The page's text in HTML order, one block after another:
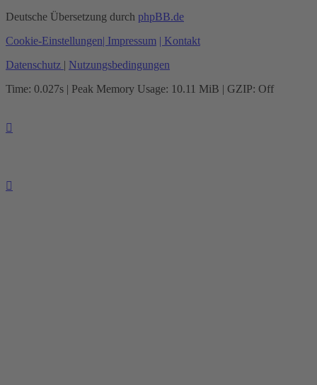
Deutsche Übersetzung durch phpBB.de
Cookie-Einstellungen| Impressum | Kontakt
Datenschutz | Nutzungsbedingungen
Time: 0.027s | Peak Memory Usage: 10.11 MiB | GZIP: Off